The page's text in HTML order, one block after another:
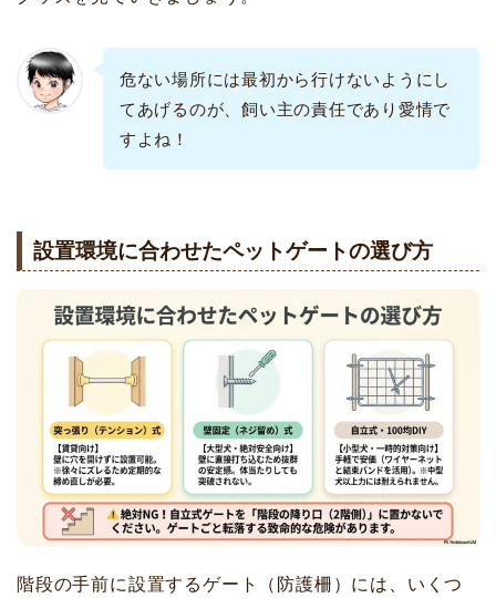
危ない場所には最初から行けないようにし
てあげるのが、飼い主の責任であり愛情で
すよね！
設置環境に合わせたペットゲートの選び方
階段の手前に設置するゲート（防護柵）には、いくつ